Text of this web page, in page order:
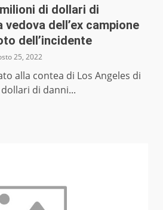
di dollari di
dell’ex campione
dell’incidente
25, 2022
alla contea di Los Angeles di
di danni...